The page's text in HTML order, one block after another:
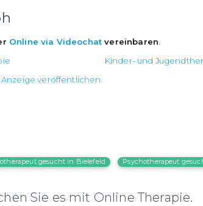
Online via Videochat vereinbaren.
Kinder- und
Anzeige veröffentlichen.
gesucht in Bielefeld Psychotherapeut
Sie es mit Online Therapie.